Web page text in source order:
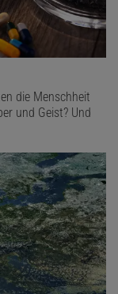
die Menschheit
und Geist? Und